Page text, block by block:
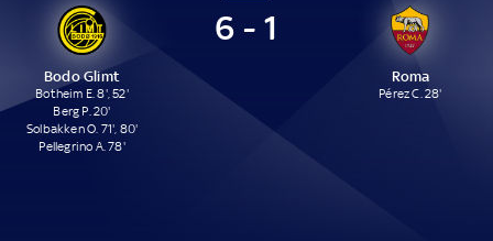
Bodo Glimt
Botheim E. 8', 52'
Berg P. 20'
Solbakken O. 71', 80'
Pellegrino A. 78'
6 - 1
Roma
Pérez C. 28'